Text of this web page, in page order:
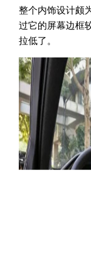
整个内饰设计颇
过它的屏幕边框
拉低了。